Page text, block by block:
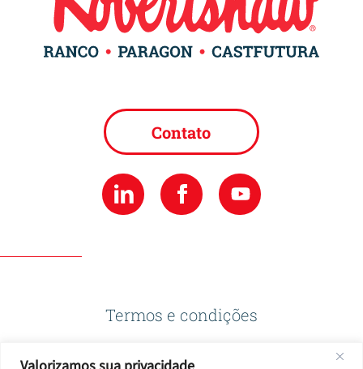
Contato
Termos e condições